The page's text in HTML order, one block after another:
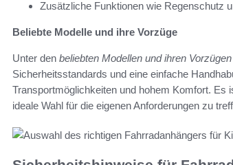
Zusätzliche Funktionen wie Regenschutz
Beliebte Modelle und ihre Vorzüge
Unter den beliebten Modellen und ihren Vorzügen
Sicherheitsstandards und eine einfache
Transportmöglichkeiten und hohem Komfort. Es
ideale Wahl für die eigenen Anforderungen zu